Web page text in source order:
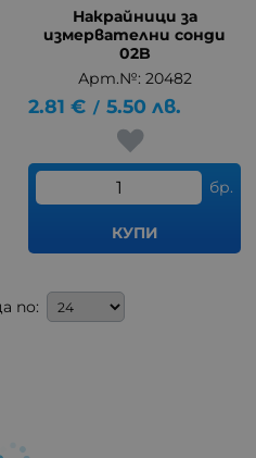
Накрайници за
измервателни сонди
02B
Арт.№: 20482
2.81 € / 5.50 лв.
бр.
КУПИ
по: